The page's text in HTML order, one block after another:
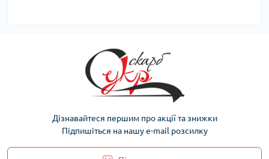
Дізнавайтеся першим про акції та знижки
Підпишіться на нашу e-mail розсилку